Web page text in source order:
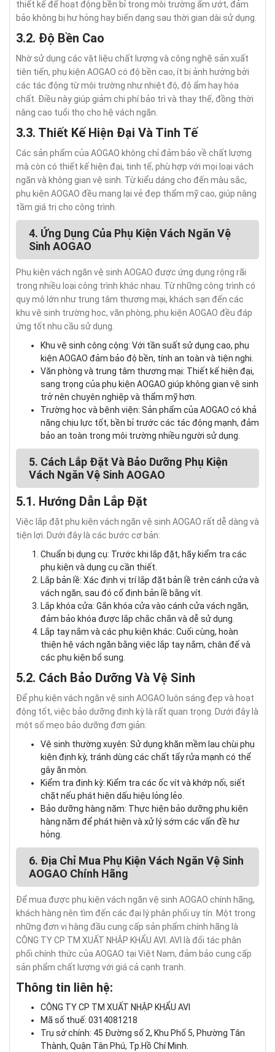
thiết kế để hoạt động bền bỉ trong môi trường ẩm ướt, đảm
bảo không bị hư hỏng hay biến dạng sau thời gian dài sử dụng.
3.2. Độ Bền Cao
Nhờ sử dụng các vật liệu chất lượng và công nghệ sản xuất
tiên tiến, phụ kiện AOGAO có độ bền cao, ít bị ảnh hưởng bởi
các tác động từ môi trường như nhiệt độ, độ ẩm hay hóa
chất. Điều này giúp giảm chi phí bảo trì và thay thế, đồng thời
nâng cao tuổi thọ cho hệ vách ngăn.
3.3. Thiết Kế Hiện Đại Và Tinh Tế
Các sản phẩm của AOGAO không chỉ đảm bảo về chất lượng
mà còn có thiết kế hiện đại, tinh tế, phù hợp với mọi loại vách
ngăn và không gian vệ sinh. Từ kiểu dáng cho đến màu sắc,
phụ kiện AOGAO đều mang lại vẻ đẹp thẩm mỹ cao, giúp nâng
tầm giá trị cho công trình.
4. Ứng Dụng Của Phụ Kiện Vách Ngăn Vệ
Sinh AOGAO
Phụ kiện vách ngăn vệ sinh AOGAO được ứng dụng rộng rãi
trong nhiều loại công trình khác nhau. Từ những công trình có
quy mô lớn như trung tâm thương mại, khách sạn đến các
khu vệ sinh trường học, văn phòng, phụ kiện AOGAO đều đáp
ứng tốt nhu cầu sử dụng.
Khu vệ sinh công cộng: Với tần suất sử dụng cao, phụ
kiện AOGAO đảm bảo độ bền, tính an toàn và tiện nghi.
Văn phòng và trung tâm thương mại: Thiết kế hiện đại,
sang trọng của phụ kiện AOGAO giúp không gian vệ sinh
trở nên chuyên nghiệp và thẩm mỹ hơn.
Trường học và bệnh viện: Sản phẩm của AOGAO có khả
năng chịu lực tốt, bền bỉ trước các tác động mạnh, đảm
bảo an toàn trong môi trường nhiều người sử dụng.
5. Cách Lắp Đặt Và Bảo Dưỡng Phụ Kiện
Vách Ngăn Vệ Sinh AOGAO
5.1. Hướng Dẫn Lắp Đặt
Việc lắp đặt phụ kiện vách ngăn vệ sinh AOGAO rất dễ dàng và
tiện lợi. Dưới đây là các bước cơ bản:
Chuẩn bị dụng cụ: Trước khi lắp đặt, hãy kiểm tra các
phụ kiện và dụng cụ cần thiết.
Lắp bản lề: Xác định vị trí lắp đặt bản lề trên cánh cửa và
vách ngăn, sau đó cố định bản lề bằng vít.
Lắp khóa cửa: Gắn khóa cửa vào cánh cửa vách ngăn,
đảm bảo khóa được lắp chắc chắn và dễ sử dụng.
Lắp tay nắm và các phụ kiện khác: Cuối cùng, hoàn
thiện hệ vách ngăn bằng việc lắp tay nắm, chân đế và
các phụ kiện bổ sung.
5.2. Cách Bảo Dưỡng Và Vệ Sinh
Để phụ kiện vách ngăn vệ sinh AOGAO luôn sáng đẹp và hoạt
động tốt, việc bảo dưỡng định kỳ là rất quan trọng. Dưới đây là
một số mẹo bảo dưỡng đơn giản:
Vệ sinh thường xuyên: Sử dụng khăn mềm lau chùi phụ
kiện định kỳ, tránh dùng các chất tẩy rửa mạnh có thể
gây ăn mòn.
Kiểm tra định kỳ: Kiểm tra các ốc vít và khớp nối, siết
chặt nếu phát hiện dấu hiệu lỏng lẻo.
Bảo dưỡng hàng năm: Thực hiện bảo dưỡng phụ kiện
hàng năm để phát hiện và xử lý sớm các vấn đề hư
hỏng.
6. Địa Chỉ Mua Phụ Kiện Vách Ngăn Vệ Sinh
AOGAO Chính Hãng
Để mua được phụ kiện vách ngăn vệ sinh AOGAO chính hãng,
khách hàng nên tìm đến các đại lý phân phối uy tín. Một trong
những đơn vị hàng đầu cung cấp sản phẩm chính hãng là
CÔNG TY CP TM XUẤT NHẬP KHẨU AVI. AVI là đối tác phân
phối chính thức của AOGAO tại Việt Nam, đảm bảo cung cấp
sản phẩm chất lượng với giá cả cạnh tranh.
Thông tin liên hệ:
CÔNG TY CP TM XUẤT NHẬP KHẨU AVI
Mã số thuế: 0314081218
Trụ sở chính: 45 Đường số 2, Khu Phố 5, Phường Tân
Thành, Quận Tân Phú, Tp.Hồ Chí Minh.